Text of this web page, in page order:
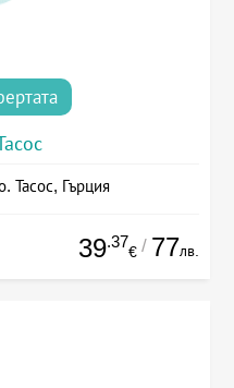
Тасос, Гърция
39.37
€ / 77лв.